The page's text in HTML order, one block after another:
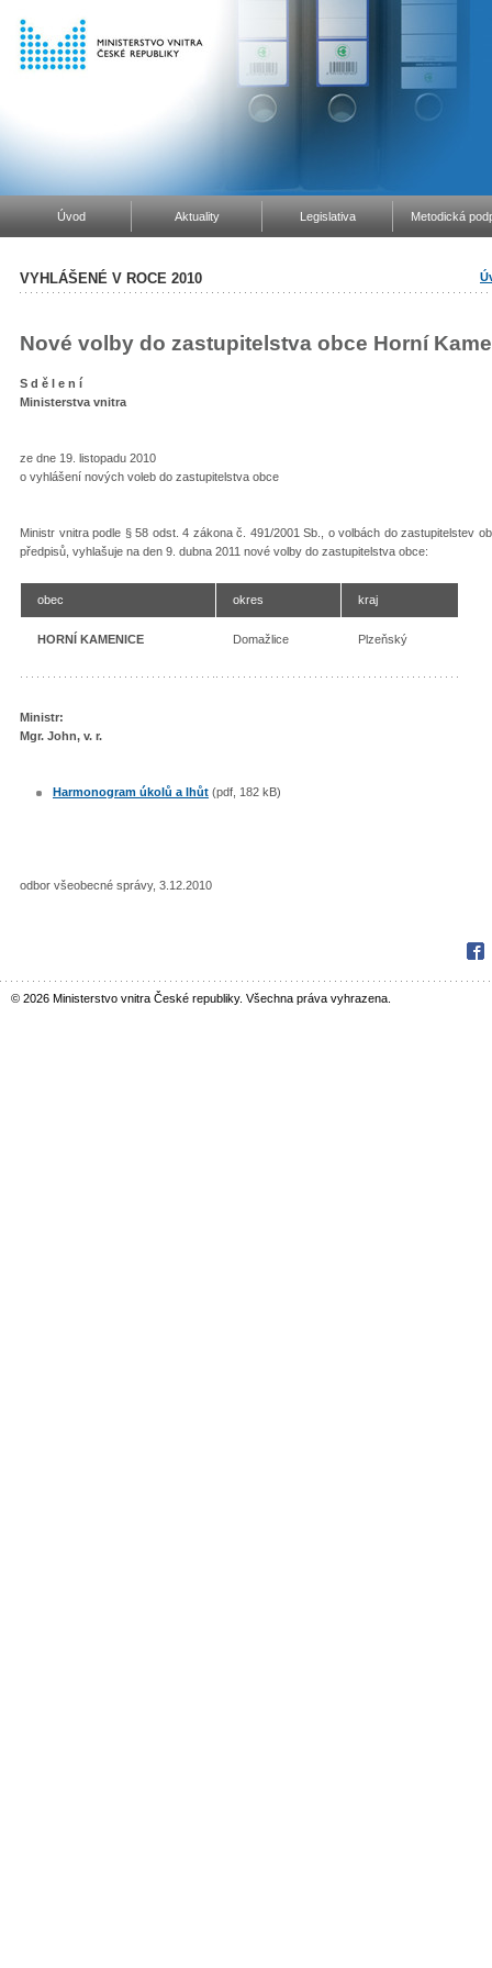
Úvod Aktuality Legislativa Metodická
VYHLÁŠENÉ V ROCE 2010
Nové volby do zastupitelstva obce Horní
S d ě l e n í
Ministerstva vnitra
ze dne 19. listopadu 2010
o vyhlášení nových voleb do zastupitelstva obce
Ministr vnitra podle § 58 odst. 4 zákona č. 491/2001 Sb., o volbách do zastupitelstev
předpisů, vyhlašuje na den 9. dubna 2011 nové volby do zastupitelstva obce:
obec okres kraj
HORNÍ KAMENICE Domažlice Plzeňský
Ministr:
Mgr. John, v. r.
Harmonogram úkolů a lhůt (pdf, 182 kB)
odbor všeobecné správy, 3.12.2010
© 2026 Ministerstvo vnitra České republiky. Všechna práva vyhrazena.